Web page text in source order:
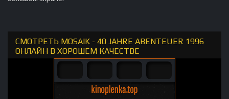
СМОТРЕТЬ MOSAIK - 40 JAHRE ABENTEUER 1996
ОНЛАЙН В ХОРОШЕМ КАЧЕСТВЕ